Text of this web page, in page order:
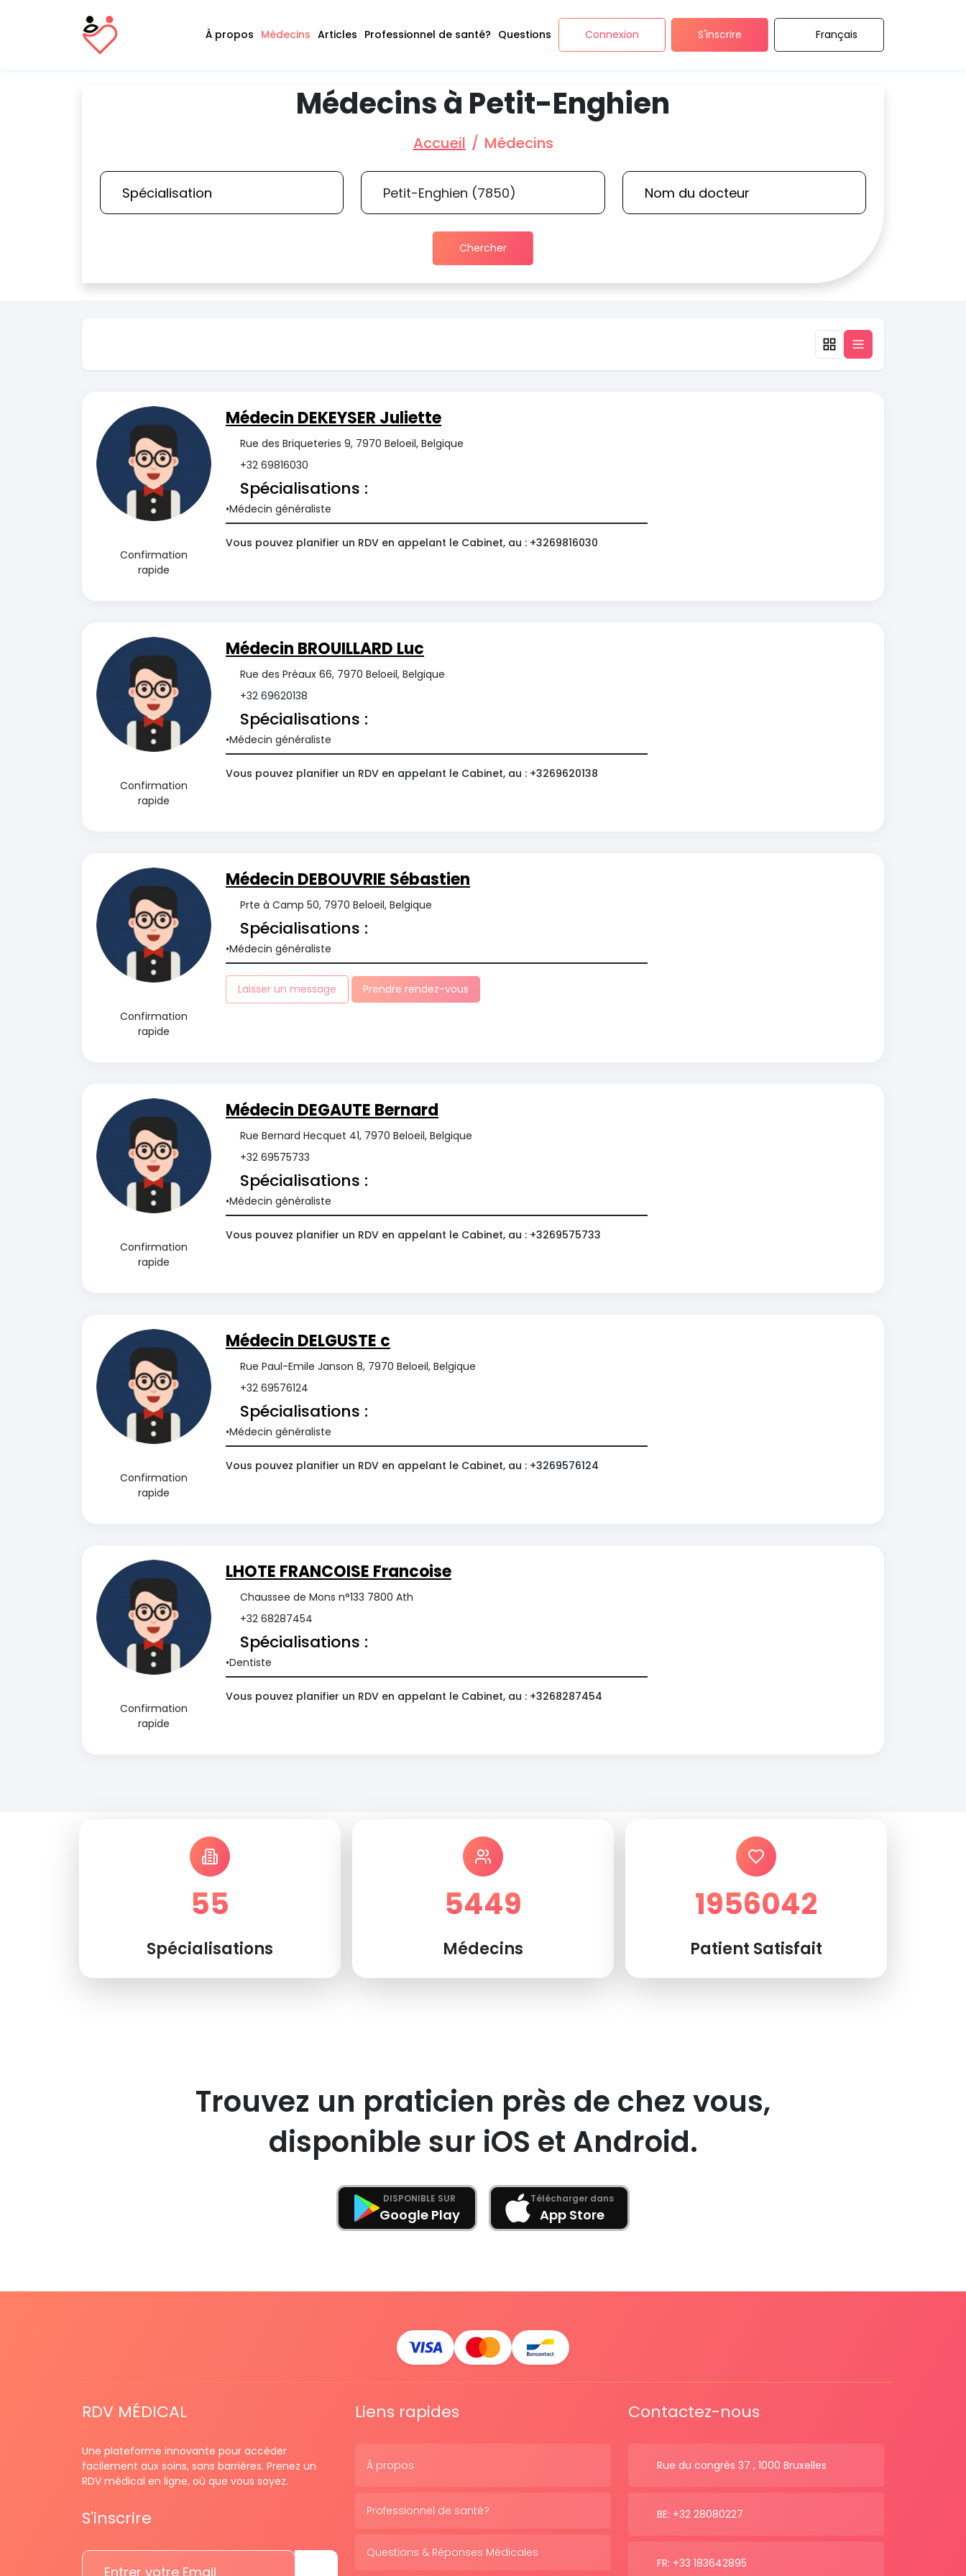
À propos Médecins Articles Professionnel de santé? Questions Connexion S'inscrire Français
Médecins à Petit-Enghien
Accueil Médecins
Chercher
Confirmation
rapide
Médecin DEKEYSER Juliette
Rue des Briqueteries 9, 7970 Beloeil, Belgique
+32 69816030
Spécialisations :
Médecin généraliste
Vous pouvez planifier un RDV en appelant le Cabinet, au : +3269816030
Confirmation
rapide
Médecin BROUILLARD Luc
Rue des Préaux 66, 7970 Beloeil, Belgique
+32 69620138
Spécialisations :
Médecin généraliste
Vous pouvez planifier un RDV en appelant le Cabinet, au : +3269620138
Confirmation
rapide
Médecin DEBOUVRIE Sébastien
Prte à Camp 50, 7970 Beloeil, Belgique
Spécialisations :
Médecin généraliste
Laisser un message Prendre rendez-vous
Confirmation
rapide
Médecin DEGAUTE Bernard
Rue Bernard Hecquet 41, 7970 Beloeil, Belgique
+32 69575733
Spécialisations :
Médecin généraliste
Vous pouvez planifier un RDV en appelant le Cabinet, au : +3269575733
Confirmation
rapide
Médecin DELGUSTE c
Rue Paul-Emile Janson 8, 7970 Beloeil, Belgique
+32 69576124
Spécialisations :
Médecin généraliste
Vous pouvez planifier un RDV en appelant le Cabinet, au : +3269576124
Confirmation
rapide
LHOTE FRANCOISE Francoise
Chaussee de Mons n°133 7800 Ath
+32 68287454
Spécialisations :
Dentiste
Vous pouvez planifier un RDV en appelant le Cabinet, au : +3268287454
55
Spécialisations
5449
Médecins
1956042
Patient Satisfait
Trouvez un praticien près de chez vous,
disponible sur iOS et Android.
DISPONIBLE SUR
Google Play
Télécharger dans
App Store
RDV MÉDICAL
Une plateforme innovante pour accéder
facilement aux soins, sans barrières. Prenez un
RDV médical en ligne, où que vous soyez.
S'inscrire
Liens rapides
À propos
Professionnel de santé?
Questions & Réponses Médicales
Contactez-nous
Rue du congrès 37 , 1000 Bruxelles
BE: +32 28080227
FR: +33 183642895